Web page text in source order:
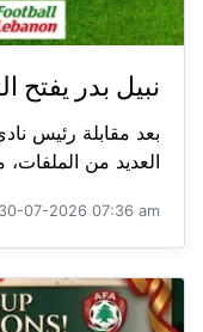
نبيل بدر يفتح
بعد مقابلة رئيس
العديد من الملفات،
30-07-2026 07:36 am